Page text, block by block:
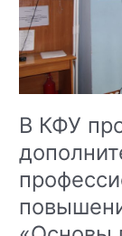
борьбы
с
коррупцией
В КФУ